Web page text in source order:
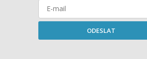
ODESLAT